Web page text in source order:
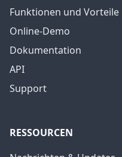
Funktionen und Vorteile
Online-Demo
Dokumentation
API
Support
RESSOURCEN